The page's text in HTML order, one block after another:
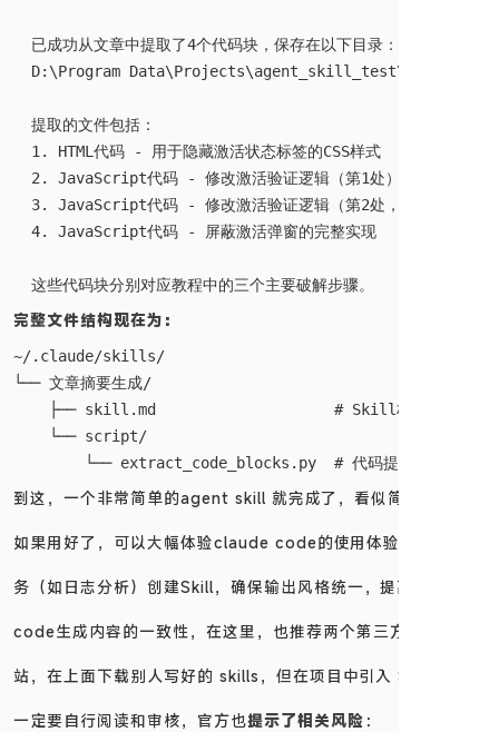
  已成功从文章中提取了4个代码块，保存在以下目录：
D:\Program
  提取的文件包括：
  1. HTML代码 - 用于隐藏激活状态标签的CSS样式
  2. JavaScript代码 - 修改激活验证逻辑（第1处）
3. JavaScript代码 - 修改激活验证逻辑（第2处，完整文件开头
  4. JavaScript代码 - 屏蔽激活弹窗的完整实现
完整文件结构现在为：
~/.claude/skills/
└── 文章摘要生成/
    ├── skill.md                    # Skill核心定义
    └── script/
到这，一个非常简单的agent skill 就完成了，看似简单，但是
如果用好了，可以大幅体验claude code的使用体验，为高频任
务（如日志分析）创建Skill，确保输出风格统一，提高claude
code生成内容的一致性，在这里，也推荐两个第三方的收集网
站，在上面下载别人写好的 skills，但在项目中引入 Skills 时，
一定要自行阅读和审核，官方也提示了相关风险 ：